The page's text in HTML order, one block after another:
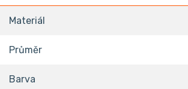
Materiál
Průměr
Barva